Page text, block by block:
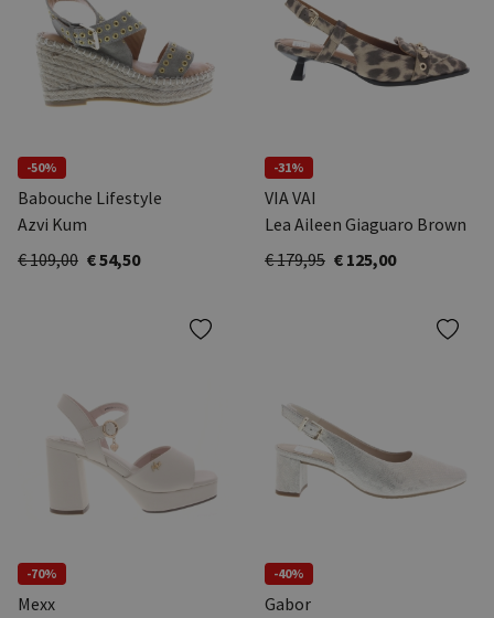
-50%
Babouche Lifestyle
Azvi Kum
€ 109,00 € 54,50
-31%
VIA VAI
Lea Aileen Giaguaro Brown
€ 179,95 € 125,00
-70%
Mexx
-40%
Gabor